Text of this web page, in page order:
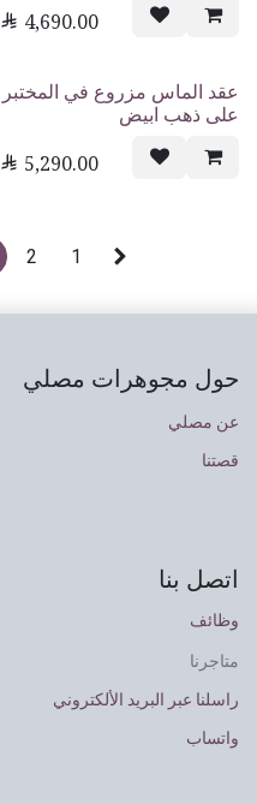
 4,690.00
عقد الماس مزروع في المختبر
على ذهب ابيض
 5,290.00
1
2
حول مجوهرات مصلي
عن مصلي
قصتنا
اتصل بنا
وظائف
متاجرنا
راسلنا عبر البريد الألكتروني
واتساب